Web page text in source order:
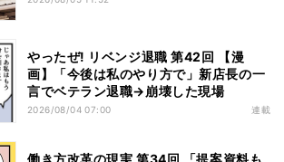
やったぜ! リベンジ退職 第42回 【漫
画】「今後は私のやり方で」新店長の一
言でベテラン退職→崩壊した現場
2026/08/04 07:00 連載
働き方改革の現実 第34回 「提案資料も